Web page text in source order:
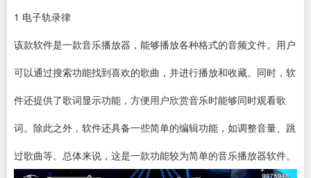
1 电子轨录律
该款软件是一款音乐播放器 ，能够播放各种格式的音频文件。用户
可以通过搜索功能找到喜欢的歌曲，并进行播放和收藏。同时，软
件还提供了歌词显示功能，方便用户欣赏音乐时能够同时观看歌
词。除此之外，软件还具备一些简单的编辑功能，如调整音量、跳
过歌曲等。总体来说，这是一款功能较为简单的音乐播放器软件。